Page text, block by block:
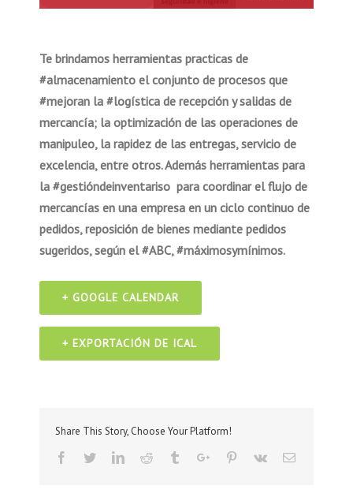
Te brindamos herramientas practicas de
#almacenamiento el conjunto de procesos que
#mejoran la #logística de recepción y salidas de
mercancía; la optimización de las operaciones de
manipuleo, la rapidez de las entregas, servicio de
excelencia, entre otros. Además herramientas para
la #gestióndeinventariso para coordinar el flujo de
mercancías en una empresa en un ciclo continuo de
pedidos,reposición de bienes mediante pedidos
sugeridos, según el #ABC, #máximosymínimos.
+ GOOGLE CALENDAR
+ EXPORTACIÓN DE ICAL
Share This Story, Choose Your Platform!
Facebook
TwitterLinkedinReddit TumblrGoogle+Pinterest
Vk Email